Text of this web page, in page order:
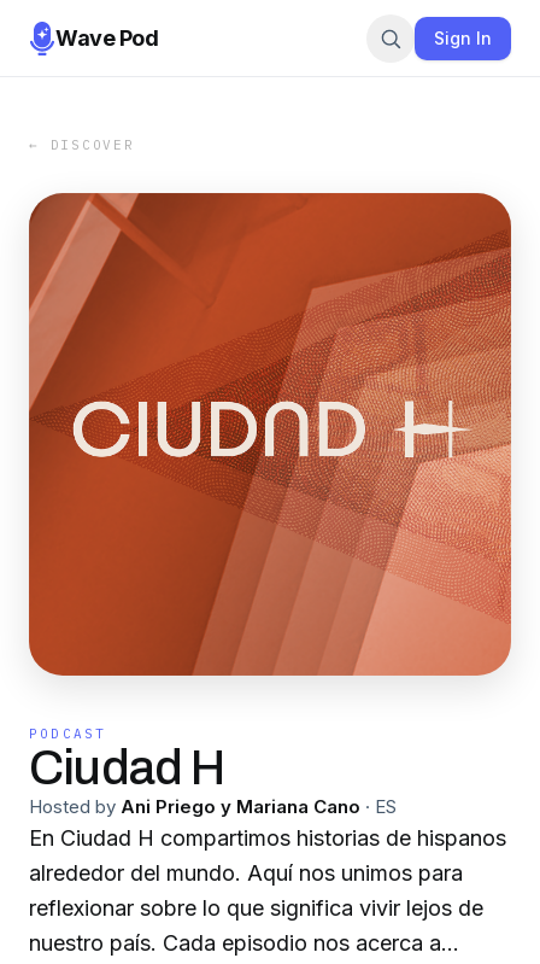
Wave Pod Sign In
← DISCOVER
PODCAST
Ciudad H
Hosted by Ani Priego y Mariana Cano · ES
En Ciudad H compartimos historias de hispanos
alrededor del mundo. Aquí nos unimos para
reflexionar sobre lo que significa vivir lejos de
nuestro país. Cada episodio nos acerca a